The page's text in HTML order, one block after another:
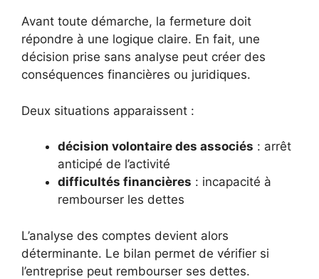
Avant toute démarche, la fermeture doit
répondre à une logique claire. En fait, une
décision prise sans analyse peut créer des
conséquences financières ou juridiques.
Deux situations apparaissent :
décision volontaire des associés : arrêt
anticipé de l’activité
difficultés financières : incapacité à
rembourser les dettes
L’analyse des comptes devient alors
déterminante. Le bilan permet de vérifier si
l’entreprise peut rembourser ses dettes.